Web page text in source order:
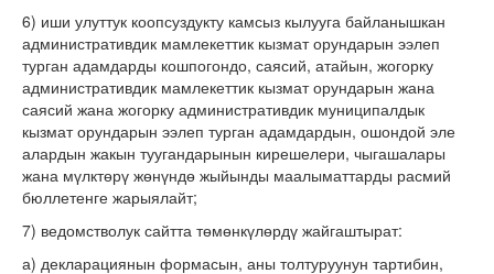
6) иши улуттук коопсуздукту камсыз кылууга байланышкан
административдик мамлекеттик кызмат орундарын ээлеп
турган адамдарды кошпогондо, саясий, атайын, жогорку
административдик мамлекеттик кызмат орундарын жана
саясий жана жогорку административдик муниципалдык
кызмат орундарын ээлеп турган адамдардын, ошондой эле
алардын жакын туугандарынын кирешелери, чыгашалары
жана мүлктөрү жөнүндө жыйынды маалыматтарды расмий
бюллетенге жарыялайт;
7) ведомстволук сайтта төмөнкүлөрдү жайгаштырат:
а) декларациянын формасын, аны толтуруунун тартибин,